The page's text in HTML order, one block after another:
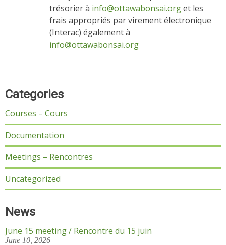
trésorier à info@ottawabonsai.orget les
frais appropriés par virement électronique
(Interac) également à
info@ottawabonsai.org
Categories
Courses – Cours
Documentation
Meetings – Rencontres
Uncategorized
News
June 15 meeting / Rencontre du 15 juin
June 10, 2026